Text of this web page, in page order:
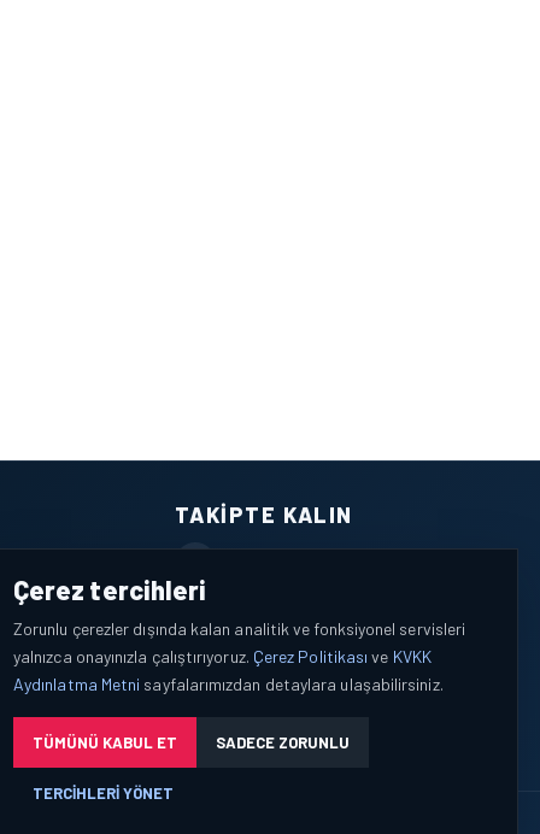
TAKIPTE KALIN
YouTube
yalnızca açık bilgilendirme ve tercih yönetimi çerçevesinde işlenir.
Çerez tercihleri
Zorunlu çerezler dışında kalan analitik ve fonksiyonel servisleri
yalnızca onayınızla çalıştırıyoruz. Çerez Politikası ve KVKK
Aydınlatma Metni sayfalarımızdan detaylara ulaşabilirsiniz.
TÜMÜNÜ KABUL ET SADECE ZORUNLU
TERCIHLERI YÖNET